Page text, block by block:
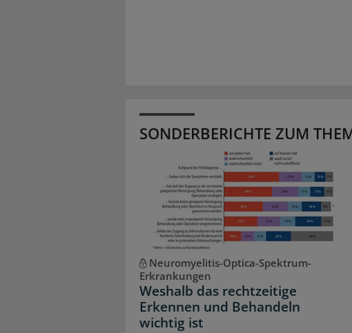
SONDERBERICHTE ZUM
Neuromyelitis-Optica-Spektrum-
Erkrankungen
Weshalb das rechtzeitige
Erkennen und Behandeln
wichtig ist